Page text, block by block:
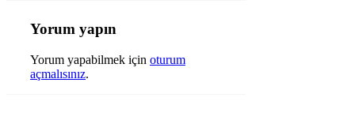
Yorum yapın
Yorum yapabilmek için oturum
açmalısınız.